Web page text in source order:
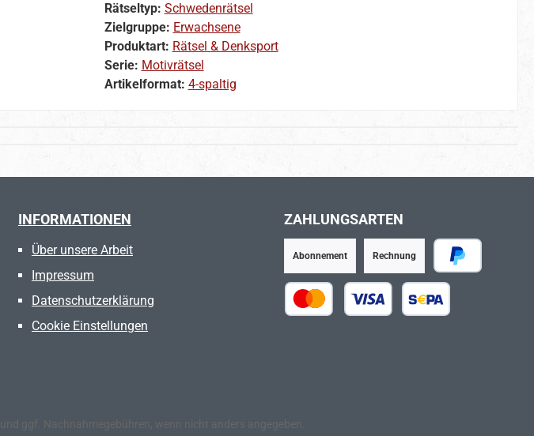
Rätseltyp: Schwedenrätsel
Zielgruppe: Erwachsene
Produktart: Rätsel & Denksport
Serie: Motivrätsel
Artikelformat: 4-spaltig
INFORMATIONEN
Über unsere Arbeit
Impressum
Datenschutzerklärung
Cookie Einstellungen
ZAHLUNGSARTEN
PayPal
Abonnement Rechnung
und ggf. Nachnahmegebühren, wenn nicht anders angegeben.